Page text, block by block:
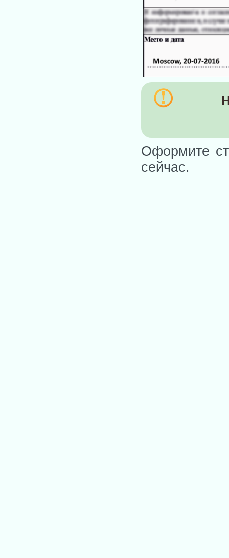
Оформите
сейчас.